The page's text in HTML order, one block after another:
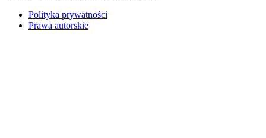
Polityka prywatności
Prawa autorskie